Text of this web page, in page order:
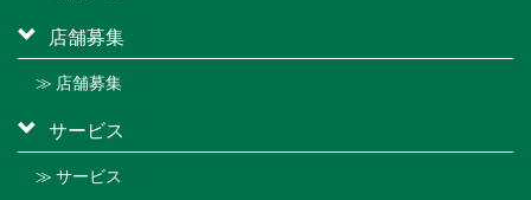
店舗募集
≫ 店舗募集
サービス
≫ サービス